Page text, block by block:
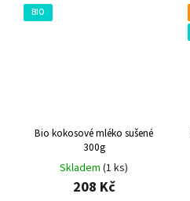
BIO
Bio kokosové mléko sušené
300g
Skladem (1 ks)
208 Kč